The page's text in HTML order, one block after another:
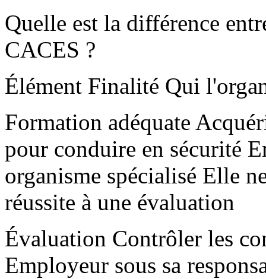
Quelle est la différence
CACES ?
Élément Finalité Qui
Formation adéquate
pour conduire en sécurité
organisme spécialisé Elle
réussite à une évaluation
Évaluation Contrôler les
Employeur sous sa